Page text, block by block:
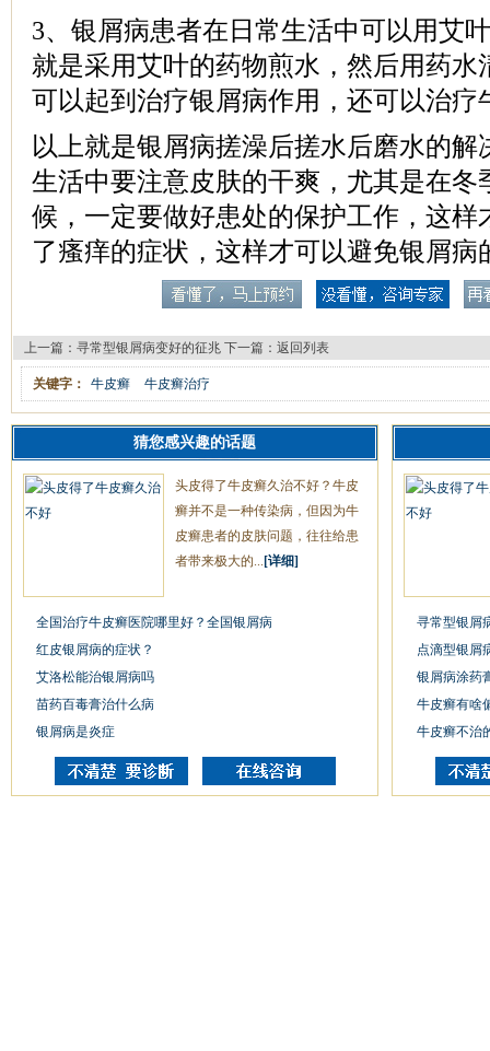
3、银屑病患者在日常生活中可以用艾
就是采用艾叶的药物煎水，然后用药水
可以起到治疗银屑病作用，还可以治疗
以上就是银屑病搓澡后搓水后磨水的解
生活中要注意皮肤的干爽，尤其是在冬
候，一定要做好患处的保护工作，这样
了瘙痒的症状，这样才可以避免银屑病
上一篇： 寻常型银屑病变好的征兆 下一篇： 返回列表
关键字： 牛皮癣 牛皮癣治疗
猜您感兴趣的话题
头皮得了牛皮癣久治不好？牛皮
癣并不是一种传染病，但因为牛
皮癣患者的皮肤问题，往往给患
者带来极大的... [详细]
全国治疗牛皮癣医院哪里好？全国银屑病
红皮银屑病的症状？
艾洛松能治银屑病吗
苗药百毒膏治什么病
银屑病是炎症
寻常型银屑
点滴型银屑
银屑病涂药
牛皮癣有啥
牛皮癣不治